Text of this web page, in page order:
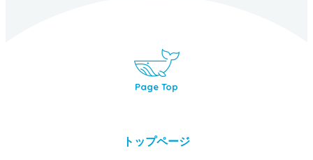
Page Top
トップページ